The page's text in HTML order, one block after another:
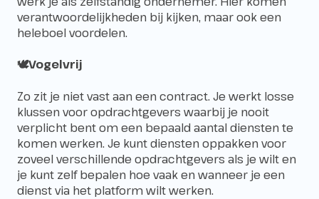
verantwoordelijkheden bij kijken, maar ook een
heleboel voordelen.
🕊️Vogelvrij
Zo zit je niet vast aan een contract. Je werkt losse
klussen voor opdrachtgevers waarbij je nooit
verplicht bent om een bepaald aantal diensten te
komen werken. Je kunt diensten oppakken voor
zoveel verschillende opdrachtgevers als je wilt en
je kunt zelf bepalen hoe vaak en wanneer je een
dienst via het platform wilt werken.